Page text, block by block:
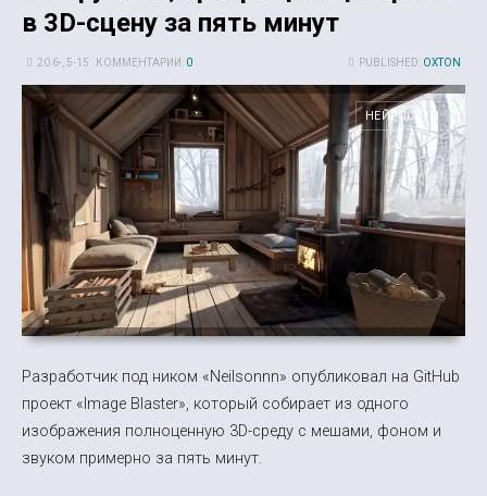
в 3D-сцену за пять минут
PUBLISHED: OXTON
20 6-, 5-15 КОММЕНТАРИИ: 0
НЕЙРОСЕТИ
Разработчик под ником «Neilsonnn» опубликовал на GitHub
проект «Image Blaster», который собирает из одного
изображения полноценную 3D-среду с мешами, фоном и
звуком примерно за пять минут.